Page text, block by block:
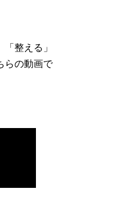
整える」
らの動画で